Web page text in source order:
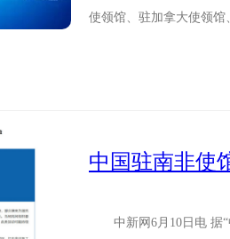
使领馆、驻加拿大使领
中新网6月10日电 据“